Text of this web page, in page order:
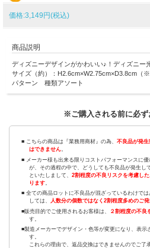
価格:3,149円(税込)
商品説明
ディズニーデザインがかわいい♪！ディズニー
サイズ（約）：H2.6cm×W2.75cm×D3.8cm
パターン 種類アソート
※ご購入される前に必ず
■ こちらの商品は『業務用商材』の為、 不良品が発
はできません。
■ メーカー様も出来る限りコストパフォーマンスに
が、その過程の中で、どうしても不良品が発生し
といたしまして、2割程度の不良リスクを考慮し
ります
■ 全ての商品ロットに不良品が混ざっているわけで
しては、 人数分の個数ではなく2割程度多めのご
■販売目的でご使用されるお客様は、
２割程度の不良
す。
■製造メーカーでデザイン・色等が変更になり、表示
す。
これらの理由で、返品交換はできませんのでご了